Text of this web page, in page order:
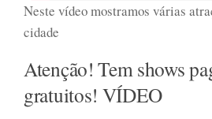
Neste vídeo mostramos várias
cidade
Atenção! Tem shows
gratuitos! VÍDEO